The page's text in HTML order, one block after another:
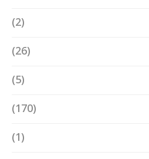
(2)
(26)
(5)
(170)
(1)